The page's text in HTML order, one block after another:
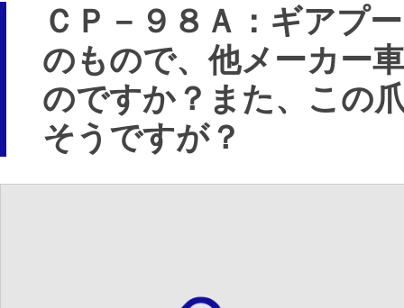
ＣＰ－９８Ａ：ギアプ
のもので、他メーカー
のですか？また、この
そうですが？